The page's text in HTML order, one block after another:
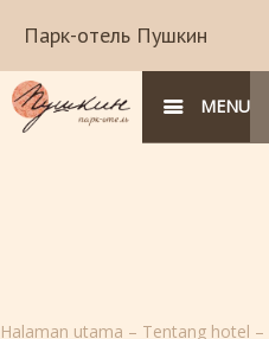
Парк-отель Пушкин
MENU
Halaman utama – Tentang hotel –